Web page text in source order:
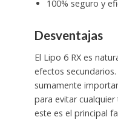
100% seguro y
Desventajas
El Lipo 6 RX es
efectos
sumamente
para evitar
este es el principal